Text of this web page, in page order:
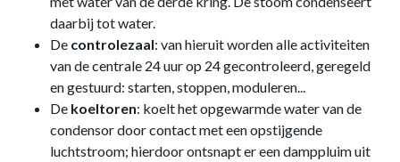
daarbij tot water.
De controlezaal: van hieruit worden alle activiteiten
van de centrale 24 uur op 24 gecontroleerd, geregeld
en gestuurd: starten, stoppen, moduleren...
De koeltoren: koelt het opgewarmde water van de
condensor door contact met een opstijgende
luchtstroom; hierdoor ontsnapt er een damppluim uit